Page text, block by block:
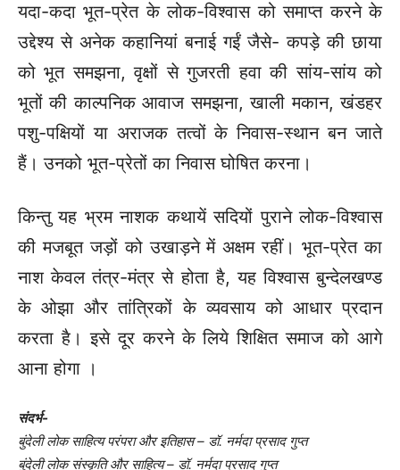
यदा-कदा भूत-प्रेत के लोक-विश्वास को समाप्त करने के
उद्देश्य से अनेक कहानियां बनाई गईं जैसे- कपड़े की छाया
को भूत समझना, वृक्षों से गुजरती हवा की सांय-सांय को
भूतों की काल्पनिक आवाज समझना, खाली मकान, खंडहर
पशु-पक्षियों या अराजक तत्वों के निवास-स्थान बन जाते
हैं। उनको भूत-प्रेतों का निवास घोषित करना।
किन्तु यह भ्रम नाशक कथायें सदियों पुराने लोक-विश्वास
की मजबूत जड़ों को उखाड़ने में अक्षम रहीं। भूत-प्रेत का
नाश केवल तंत्र-मंत्र से होता है, यह विश्वास बुन्देलखण्ड
के ओझा और तांत्रिकों के व्यवसाय को आधार प्रदान
करता है। इसे दूर करने के लिये शिक्षित समाज को आगे
आना होगा ।
संदर्भ-
बुंदेली लोक साहित्य परंपरा और इतिहास – डॉ. नर्मदा प्रसाद गुप्त
बुंदेली लोक संस्कृति और साहित्य – डॉ. नर्मदा प्रसाद गुप्त